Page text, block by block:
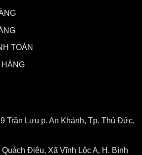
TOÁN
Trần Lựu p. An Khánh, Tp. Thủ Đức,
Quách Điêu, Xã Vĩnh Lộc A, H. Bình